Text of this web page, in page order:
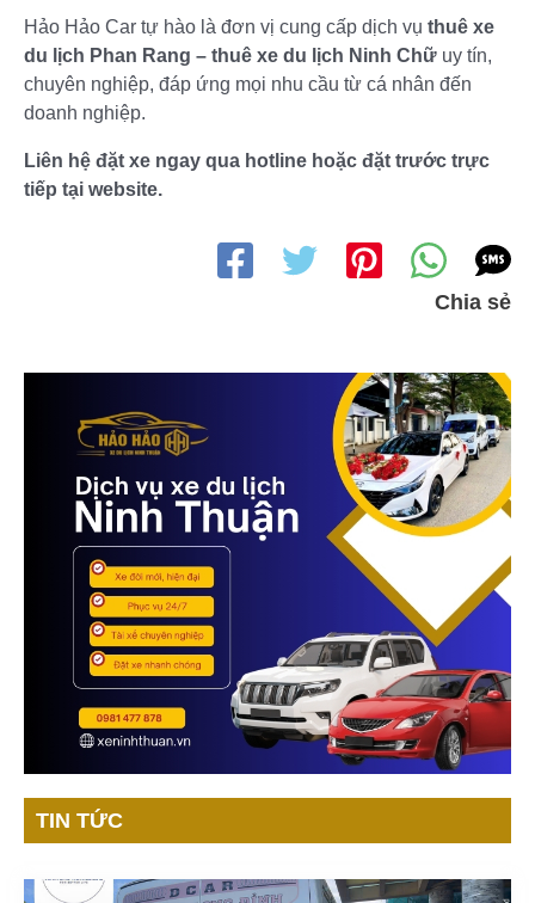
Hảo Hảo Car tự hào là đơn vị cung cấp dịch vụ thuê xe
du lịch Phan Rang – thuê xe du lịch Ninh Chữ uy tín,
chuyên nghiệp, đáp ứng mọi nhu cầu từ cá nhân đến
doanh nghiệp.
Liên hệ đặt xe ngay qua hotline hoặc đặt trước trực
tiếp tại website.
Chia sẻ
TIN TỨC